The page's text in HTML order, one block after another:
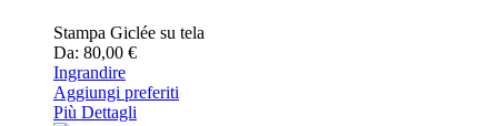
Stampa Giclée su tela
Da: 80,00 €
Ingrandire
Aggiungi preferiti
Più Dettagli